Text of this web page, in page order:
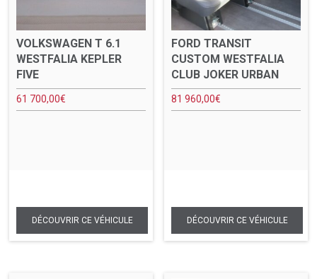
VOLKSWAGEN T 6.1
WESTFALIA KEPLER
FIVE
61 700,00€
FORD TRANSIT
CUSTOM WESTFALIA
CLUB JOKER URBAN
81 960,00€